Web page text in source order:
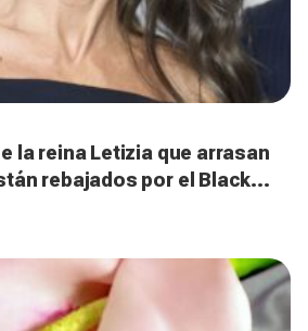
la reina Letizia que arrasan
rebajados por el Black